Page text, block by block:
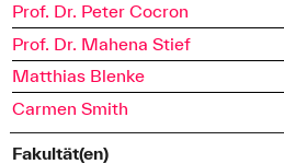
Prof. Dr. Peter Cocron
Prof. Dr. Mahena Stief
Matthias Blenke
Carmen Smith
Fakultät(en)